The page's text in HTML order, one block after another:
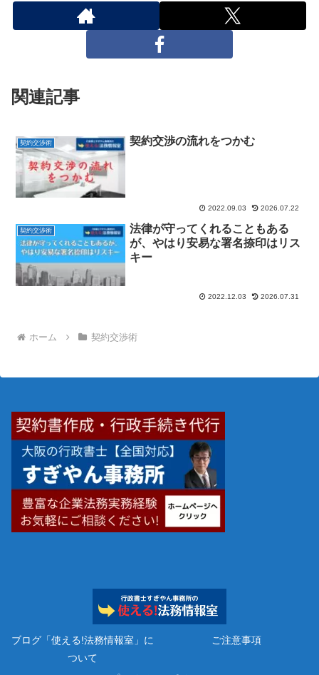
関連記事
契約交渉術 契約交渉の流れをつかむ
2022.09.03 2026.07.22
契約交渉術
法律が守ってくれることもある
が、やはり安易な署名捺印はリス
キー
2022.12.03 2026.07.31
ホーム 契約交渉術
ブログ「使える!法務情報室」に
ついて
ご注意事項